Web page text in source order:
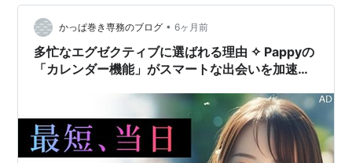
かっぱ巻き専務のブログ • 6ヶ月前
多忙なエグゼクティブに選ばれる理由 ✧ Pappyの
「カレンダー機能」がスマートな出会いを加速さ